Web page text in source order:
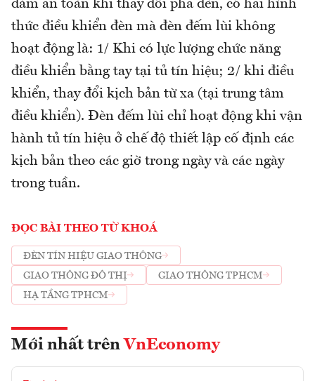
đảm an toàn khi thay đổi pha đèn, có hai hình
thức điều khiển đèn mà đèn đếm lùi không
hoạt động là: 1/ Khi có lực lượng chức năng
điều khiển bằng tay tại tủ tín hiệu; 2/ khi điều
khiển, thay đổi kịch bản từ xa (tại trung tâm
điều khiển). Đèn đếm lùi chỉ hoạt động khi vận
hành tủ tín hiệu ở chế độ thiết lập cố định các
kịch bản theo các giờ trong ngày và các ngày
trong tuần.
ĐỌC BÀI THEO TỪ KHOÁ
ĐÈN TÍN HIỆU GIAO THÔNG
GIAO THÔNG ĐÔ THỊ
GIAO THÔNG TPHCM
HẠ TẦNG TPHCM
Mới nhất trên VnEconomy